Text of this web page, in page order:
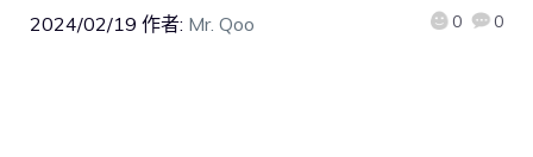
2024/02/19 作者: Mr. Qoo 0 0